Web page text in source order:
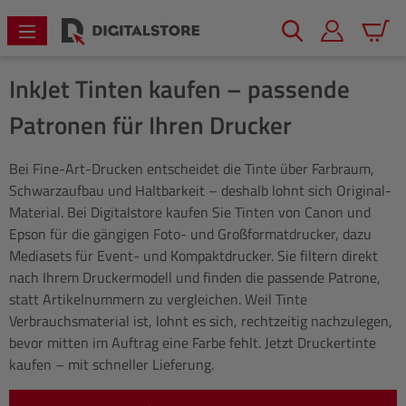
springen
InkJet Tinten kaufen – passende
Patronen für Ihren Drucker
Bei Fine-Art-Drucken entscheidet die Tinte über Farbraum,
Schwarzaufbau und Haltbarkeit – deshalb lohnt sich Original-
Material. Bei Digitalstore kaufen Sie Tinten von Canon und
Epson für die gängigen Foto- und Großformatdrucker, dazu
Mediasets für Event- und Kompaktdrucker. Sie filtern direkt
nach Ihrem Druckermodell und finden die passende Patrone,
statt Artikelnummern zu vergleichen. Weil Tinte
Verbrauchsmaterial ist, lohnt es sich, rechtzeitig nachzulegen,
bevor mitten im Auftrag eine Farbe fehlt. Jetzt Druckertinte
kaufen – mit schneller Lieferung.